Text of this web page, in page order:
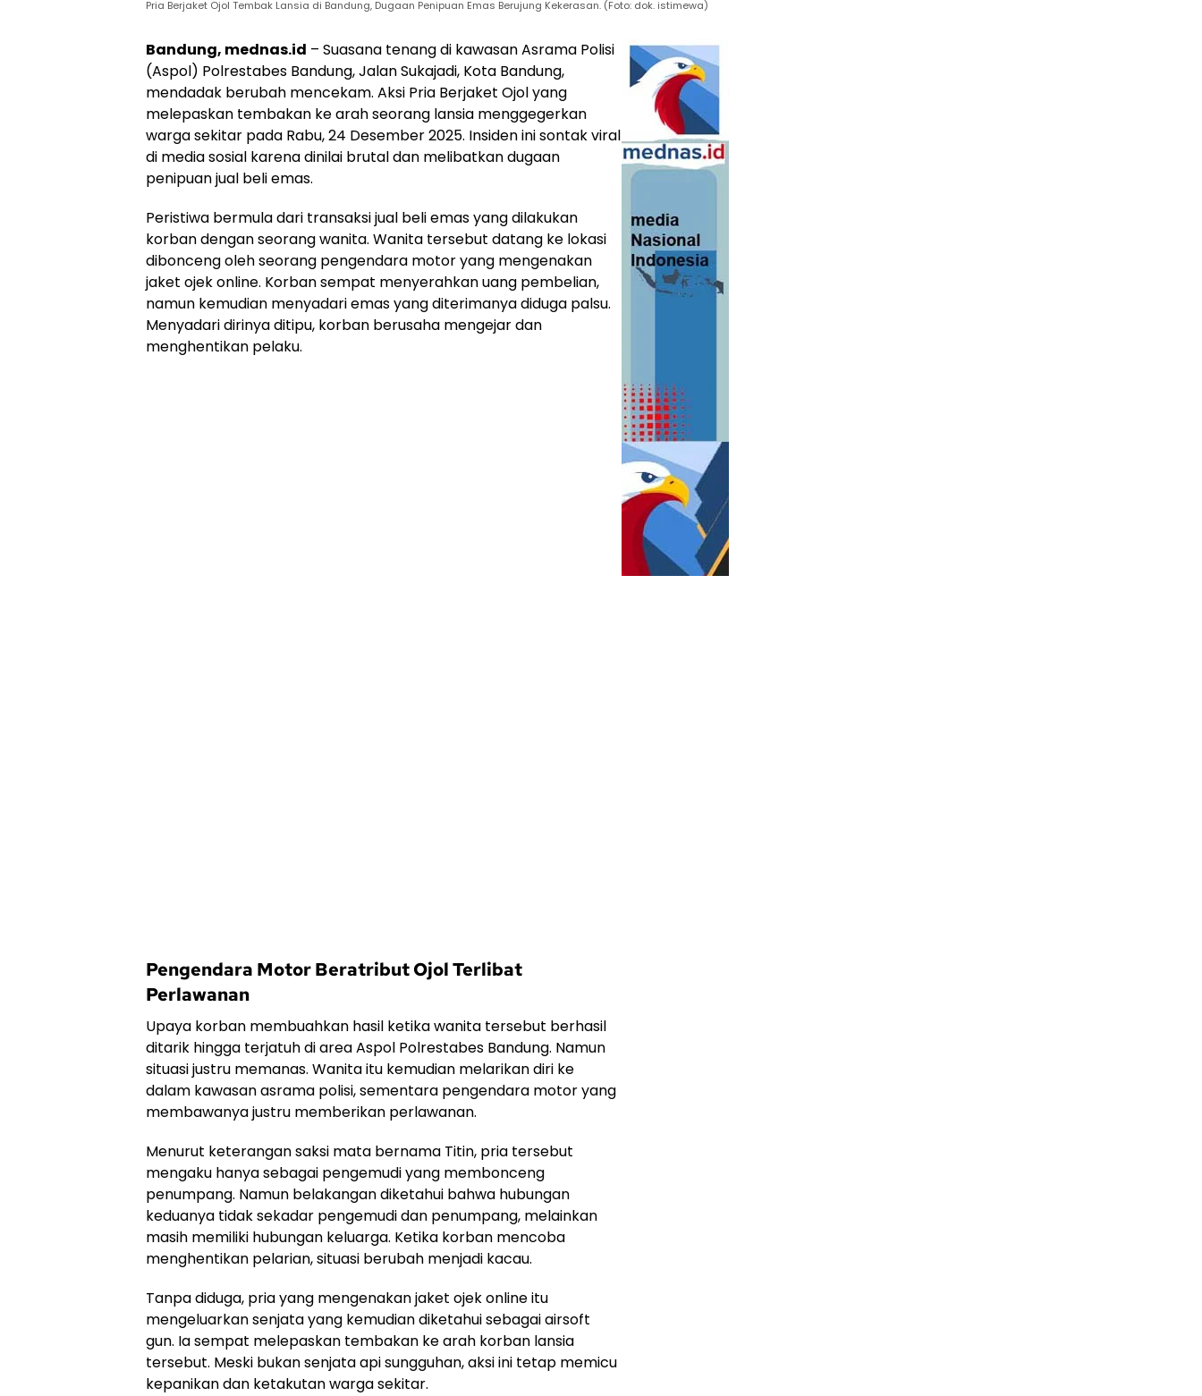
Pria Berjaket Ojol Tembak Lansia di Bandung, Dugaan Penipuan Emas Berujung Kekerasan. (Foto: dok. istimewa)
Bandung, mednas.id – Suasana tenang di kawasan Asrama Polisi
(Aspol) Polrestabes Bandung, Jalan Sukajadi, Kota Bandung,
mendadak berubah mencekam. Aksi Pria Berjaket Ojol yang
melepaskan tembakan ke arah seorang lansia menggegerkan
warga sekitar pada Rabu, 24 Desember 2025. Insiden ini sontak viral
di media sosial karena dinilai brutal dan melibatkan dugaan
penipuan jual beli emas.
Peristiwa bermula dari transaksi jual beli emas yang dilakukan
korban dengan seorang wanita. Wanita tersebut datang ke lokasi
dibonceng oleh seorang pengendara motor yang mengenakan
jaket ojek online. Korban sempat menyerahkan uang pembelian,
namun kemudian menyadari emas yang diterimanya diduga palsu.
Menyadari dirinya ditipu, korban berusaha mengejar dan
menghentikan pelaku.
Pengendara Motor Beratribut Ojol Terlibat
Perlawanan
Upaya korban membuahkan hasil ketika wanita tersebut berhasil
ditarik hingga terjatuh di area Aspol Polrestabes Bandung. Namun
situasi justru memanas. Wanita itu kemudian melarikan diri ke
dalam kawasan asrama polisi, sementara pengendara motor yang
membawanya justru memberikan perlawanan.
Menurut keterangan saksi mata bernama Titin, pria tersebut
mengaku hanya sebagai pengemudi yang membonceng
penumpang. Namun belakangan diketahui bahwa hubungan
keduanya tidak sekadar pengemudi dan penumpang, melainkan
masih memiliki hubungan keluarga. Ketika korban mencoba
menghentikan pelarian, situasi berubah menjadi kacau.
Tanpa diduga, pria yang mengenakan jaket ojek online itu
mengeluarkan senjata yang kemudian diketahui sebagai airsoft
gun. Ia sempat melepaskan tembakan ke arah korban lansia
tersebut. Meski bukan senjata api sungguhan, aksi ini tetap memicu
kepanikan dan ketakutan warga sekitar.